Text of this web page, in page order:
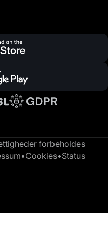
forbeholdes
•Cookies•Status